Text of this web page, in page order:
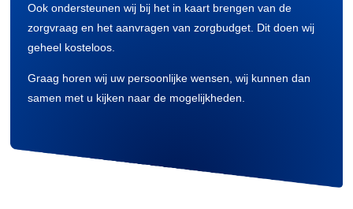
Ook ondersteunen wij bij het in kaart brengen van de
zorgvraag en het aanvragen van zorgbudget. Dit doen wij
geheel kosteloos.
Graag horen wij uw persoonlijke wensen, wij kunnen dan
samen met u kijken naar de mogelijkheden.